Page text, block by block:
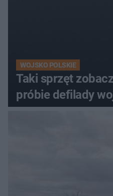
WOJSKO POLSKIE
Taki sprzęt
próbie defilady